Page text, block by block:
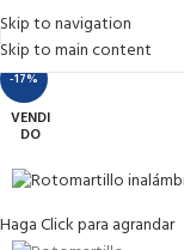
Skip to navigation
Skip to main content
-17%
VENDI
DO
Haga Click para agrandar